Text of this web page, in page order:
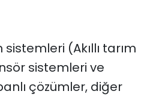
(Akıllı tarım
sistemleri ve
çözümler, diğer